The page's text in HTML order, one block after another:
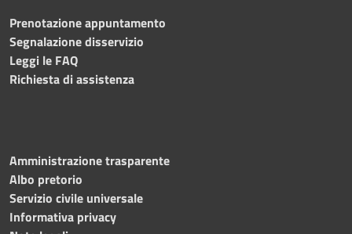
Prenotazione appuntamento
Segnalazione disservizio
Leggi le FAQ
Richiesta di assistenza
Amministrazione trasparente
Albo pretorio
Servizio civile universale
Informativa privacy